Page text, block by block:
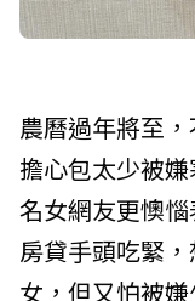
農曆過年將至
擔心包太少被
名女網友更懊
房貸手頭吃緊
女，但又怕被